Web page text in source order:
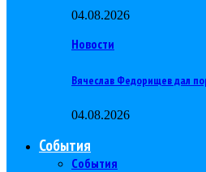
04.08.2026
Новости
Вячеслав Федорищев дал
04.08.2026
События
События